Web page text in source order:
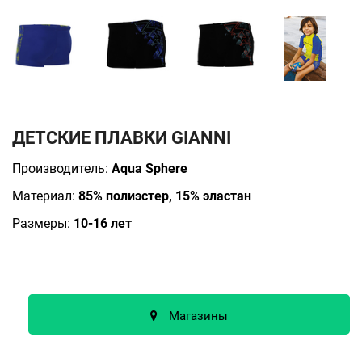
ДЕТСКИЕ ПЛАВКИ GIANNI
Производитель: Aqua Sphere
Материал: 85% полиэстер, 15% эластан
Размеры: 10-16 лет
Магазины